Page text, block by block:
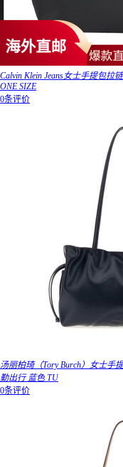
Calvin Klein Jeans女士手提包拉
ONE SIZE
0条评价
汤丽柏琦（Tory Burch）女士手
勤出行 蓝色 TU
0条评价